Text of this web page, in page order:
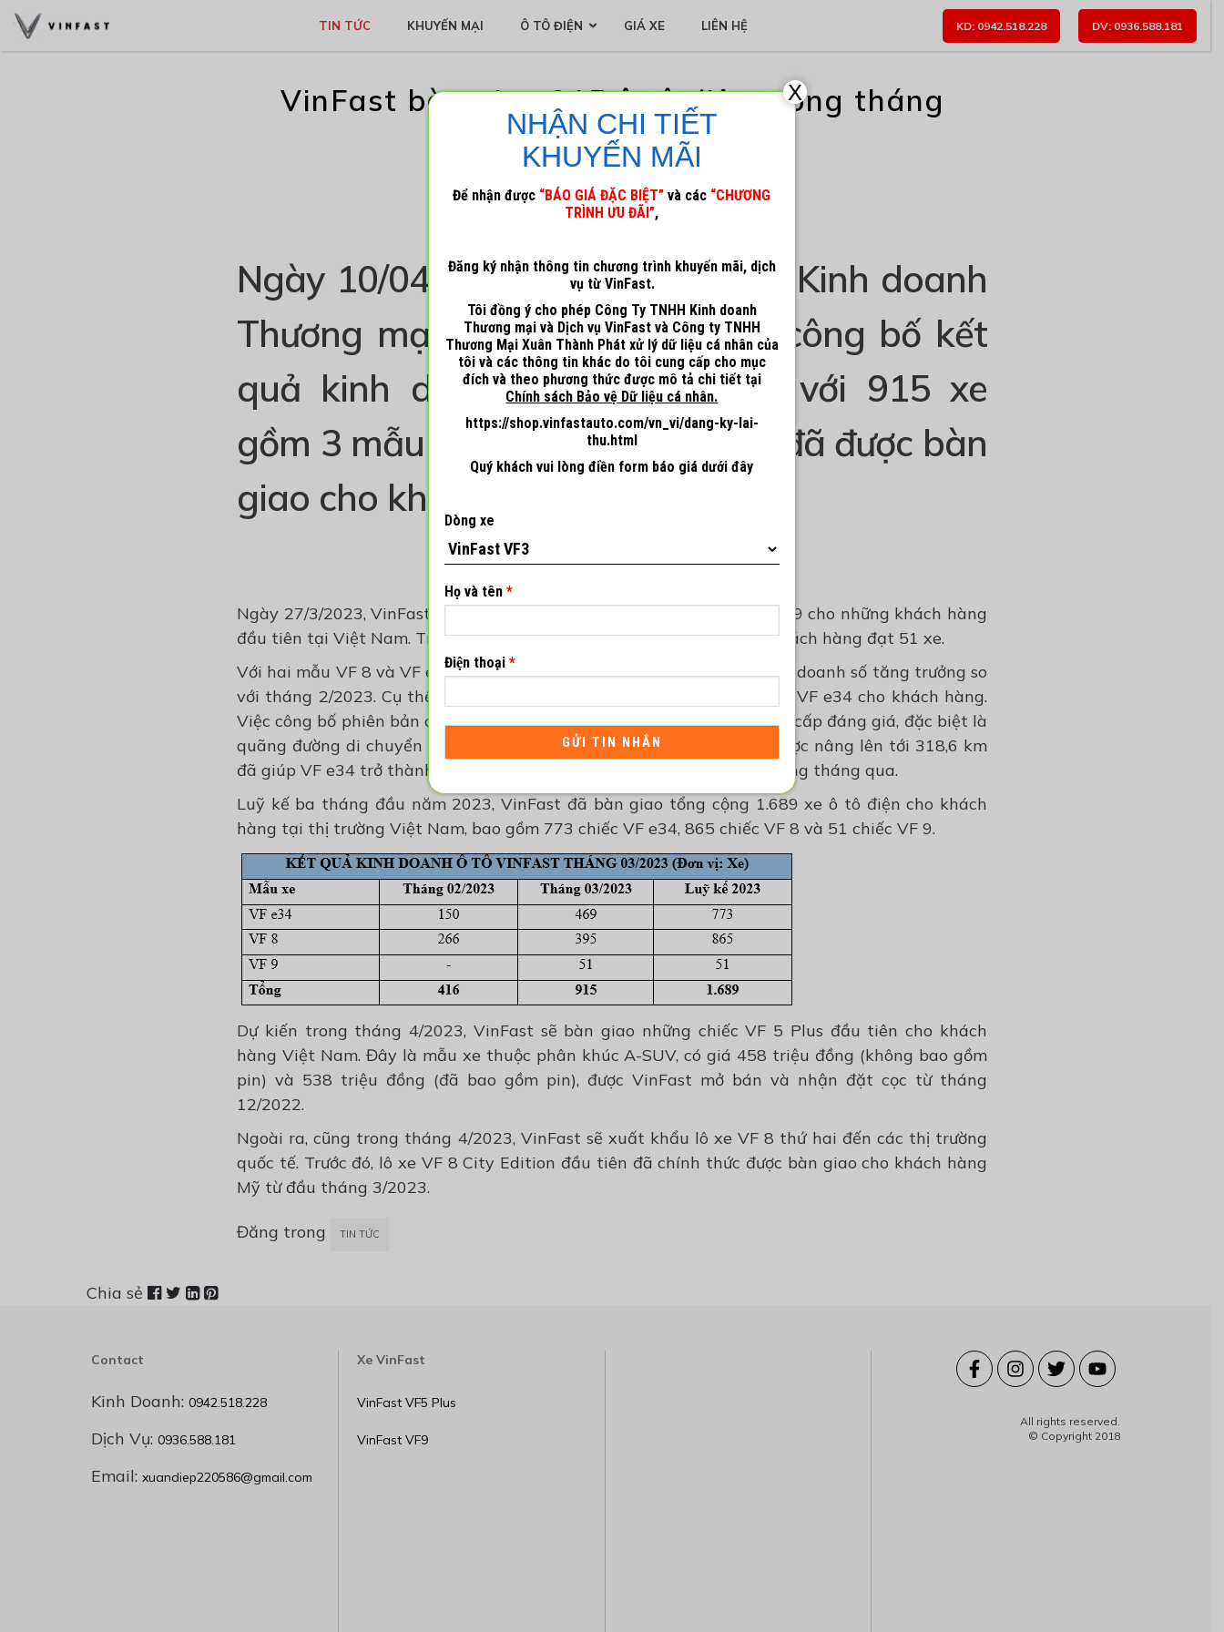
TIN TỨC KHUYẾN MẠI Ô TÔ ĐIỆN GIÁ XE LIÊN HỆ KD: 0942.518.228 DV: 0936.588.181
VinFast bàn giao 915 ô tô điện trong tháng
3/2023
10 Tháng 4, 2023 Admin_1
Ngày 10/04/2023, Công ty TNHH Kinh doanh
Thương mại và Dịch vụ VinFast công bố kết
quả kinh doanh tháng 3/2023, với 915 xe
gồm 3 mẫu VF e34, VF 8 và VF 9 đã được bàn
giao cho khách hàng.
Ngày 27/3/2023, VinFast chính thức bàn giao mẫu SUV điện cỡ lớn VF 9 cho những khách hàng
đầu tiên tại Việt Nam. Tính đến hết tháng, số lượng xe VF 9 đến tay khách hàng đạt 51 xe.
Với hai mẫu VF 8 và VF e34, trong tháng 3/2023, VinFast đều ghi nhận doanh số tăng trưởng so
với tháng 2/2023. Cụ thể, VinFast đã bàn giao 395 xe VF 8 và 469 xe VF e34 cho khách hàng.
Việc công bố phiên bản cập nhật phần mềm FRS6.0/7.0 với nhiều nâng cấp đáng giá, đặc biệt là
quãng đường di chuyển sau mỗi lần sạc đầy theo tiêu chuẩn NEDC được nâng lên tới 318,6 km
đã giúp VF e34 trở thành mẫu ô tô điện bán chạy nhất của VinFast trong tháng qua.
Luỹ kế ba tháng đầu năm 2023, VinFast đã bàn giao tổng cộng 1.689 xe ô tô điện cho khách
hàng tại thị trường Việt Nam, bao gồm 773 chiếc VF e34, 865 chiếc VF 8 và 51 chiếc VF 9.
Dự kiến trong tháng 4/2023, VinFast sẽ bàn giao những chiếc VF 5 Plus đầu tiên cho khách
hàng Việt Nam. Đây là mẫu xe thuộc phân khúc A-SUV, có giá 458 triệu đồng (không bao gồm
pin) và 538 triệu đồng (đã bao gồm pin), được VinFast mở bán và nhận đặt cọc từ tháng
12/2022.
Ngoài ra, cũng trong tháng 4/2023, VinFast sẽ xuất khẩu lô xe VF 8 thứ hai đến các thị trường
quốc tế. Trước đó, lô xe VF 8 City Edition đầu tiên đã chính thức được bàn giao cho khách hàng
Mỹ từ đầu tháng 3/2023.
Đăng trong TIN TỨC
Chia sẻ
Contact
Kinh Doanh: 0942.518.228
Dịch Vụ: 0936.588.181
Email: xuandiep220586@gmail.com
Xe VinFast
VinFast VF5 Plus
VinFast VF9
All rights reserved.
© Copyright 2018
NHẬN CHI TIẾT
KHUYẾN MÃI
Để nhận được “BÁO GIÁ ĐẶC BIỆT” và các “CHƯƠNG
TRÌNH ƯU ĐÃI”,
Đăng ký nhận thông tin chương trình khuyến mãi, dịch
vụ từ VinFast.
Tôi đồng ý cho phép Công Ty TNHH Kinh doanh
Thương mại và Dịch vụ VinFast và Công ty TNHH
Thương Mại Xuân Thành Phát xử lý dữ liệu cá nhân của
tôi và các thông tin khác do tôi cung cấp cho mục
đích và theo phương thức được mô tả chi tiết tại
Chính sách Bảo vệ Dữ liệu cá nhân.
https://shop.vinfastauto.com/vn_vi/dang-ky-lai-
thu.html
Quý khách vui lòng điền form báo giá dưới đây
Dòng xe
Họ và tên*
Điện thoại*
X